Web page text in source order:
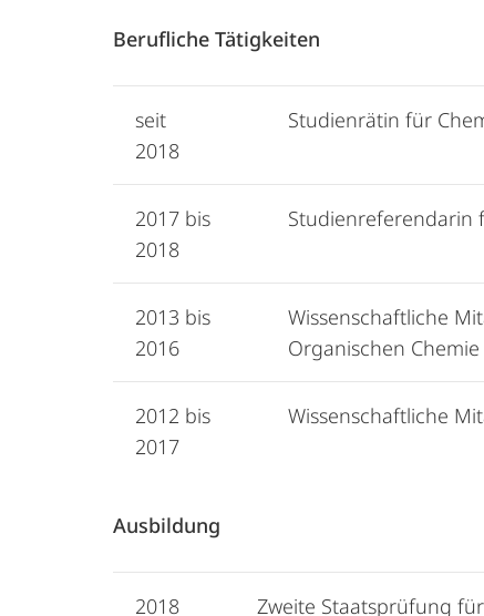
Berufliche Tätigkeiten
seit
2018
Studienrätin für
2017 bis
2018
Studienreferendarin
2013 bis
2016
Wissenschaftliche
Organischen
2012 bis
2017
Wissenschaftliche
Ausbildung
2018 Zweite Staatsprüfung